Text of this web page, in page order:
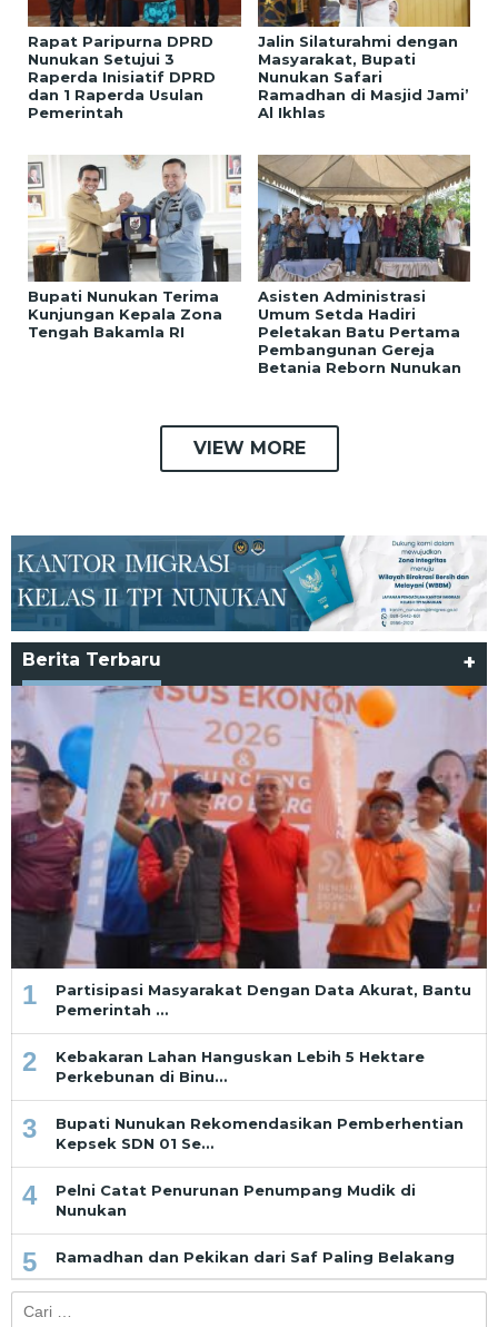
Rapat Paripurna DPRD
Nunukan Setujui 3
Raperda Inisiatif DPRD
dan 1 Raperda Usulan
Pemerintah
Jalin Silaturahmi dengan
Masyarakat, Bupati
Nunukan Safari
Ramadhan di Masjid Jami’
Al Ikhlas
Bupati Nunukan Terima
Kunjungan Kepala Zona
Tengah Bakamla RI
Asisten Administrasi
Umum Setda Hadiri
Peletakan Batu Pertama
Pembangunan Gereja
Betania Reborn Nunukan
VIEW MORE
Berita Terbaru +
1
Partisipasi Masyarakat Dengan Data Akurat, Bantu
Pemerintah …
2
Kebakaran Lahan Hanguskan Lebih 5 Hektare
Perkebunan di Binu…
3
Bupati Nunukan Rekomendasikan Pemberhentian
Kepsek SDN 01 Se…
4
Pelni Catat Penurunan Penumpang Mudik di
Nunukan
5 Ramadhan dan Pekikan dari Saf Paling Belakang
untuk: